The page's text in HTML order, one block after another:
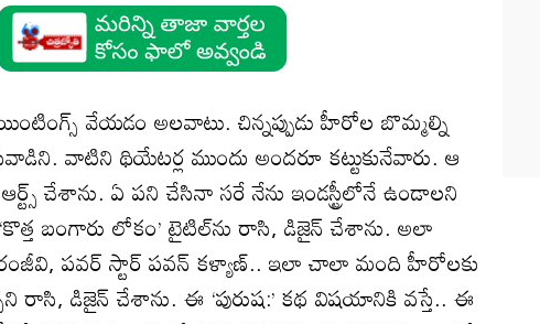
వేయడం అలవాటు. చిన్నప్పుడు హీరోల బొమ్మల్ని
వాటిని థియేటర్ల ముందు అందరూ కట్టుకునేవారు. ఆ
చేశాను. ఏ పని చేసినా సరే నేను ఇండస్ట్రీలోనే ఉండాలని
బంగారు లోకం’ టైటిల్‌ను రాసి, డిజైన్ చేశాను. అలా
పవర్ స్టార్ పవన్ కళ్యాణ్.. ఇలా చాలా మంది హీరోలకు
రాసి, డిజైన్ చేశాను. ఈ ‘పురుష:’ కథ విషయానికి వస్తే.. ఈ